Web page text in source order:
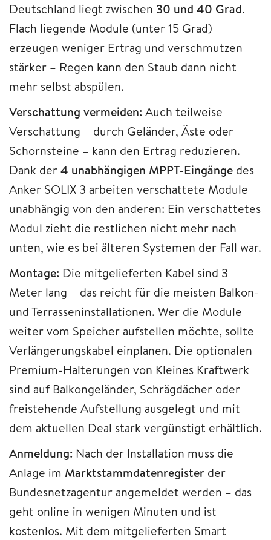
Deutschland liegt zwischen 30 und 40 Grad.
Flach liegende Module (unter 15 Grad)
erzeugen weniger Ertrag und verschmutzen
stärker – Regen kann den Staub dann nicht
mehr selbst abspülen.
Verschattung vermeiden: Auch teilweise
Verschattung – durch Geländer, Äste oder
Schornsteine – kann den Ertrag reduzieren.
Dank der4 unabhängigen MPPT-Eingänge des
Anker SOLIX 3 arbeiten verschattete Module
unabhängig von den anderen: Ein verschattetes
Modul zieht die restlichen nicht mehr nach
unten, wie es bei älteren Systemen der Fall war.
Montage: Die mitgelieferten Kabel sind 3
Meter lang – das reicht für die meisten Balkon-
und Terrasseninstallationen. Wer die Module
weiter vom Speicher aufstellen möchte, sollte
Verlängerungskabel einplanen. Die optionalen
Premium-Halterungen von Kleines Kraftwerk
sind auf Balkongeländer, Schrägdächer oder
freistehende Aufstellung ausgelegt und mit
dem aktuellen Deal stark vergünstigt erhältlich.
Anmeldung: Nach der Installation muss die
Anlage im Marktstammdatenregister der
Bundesnetzagentur angemeldet werden – das
geht online in wenigen Minuten und ist
kostenlos. Mit dem mitgelieferten Smart